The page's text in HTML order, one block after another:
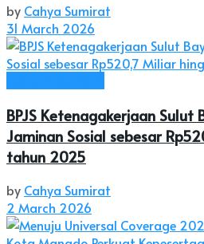
by Cahya Sumirat
31 March 2026
BPJS Ketenagakerjaan Sulut
Jaminan Sosial sebesar
tahun 2025
by Cahya Sumirat
2 March 2026